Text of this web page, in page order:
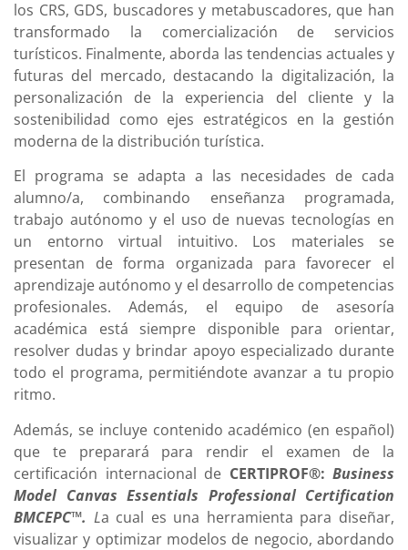
los CRS, GDS, buscadores y metabuscadores, que han
transformado la comercialización de servicios
turísticos. Finalmente, aborda las tendencias actuales y
futuras del mercado, destacando la digitalización, la
personalización de la experiencia del cliente y la
sostenibilidad como ejes estratégicos en la gestión
moderna de la distribución turística.
El programa se adapta a las necesidades de cada
alumno/a, combinando enseñanza programada,
trabajo autónomo y el uso de nuevas tecnologías en
un entorno virtual intuitivo. Los materiales se
presentan de forma organizada para favorecer el
aprendizaje autónomo y el desarrollo de competencias
profesionales. Además, el equipo de asesoría
académica está siempre disponible para orientar,
resolver dudas y brindar apoyo especializado durante
todo el programa, permitiéndote avanzar a tu propio
ritmo.
Además, se incluye contenido académico (en español)
que te preparará para rendir el examen de la
certificación internacional de CERTIPROF®: Business
Model Canvas Essentials Professional Certification
BMCEPC™. La cual es una herramienta para diseñar,
visualizar y optimizar modelos de negocio, abordando